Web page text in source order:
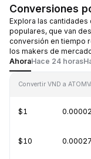
Conversiones
Explora las cantidades
populares, que van
conversión en tiempo
los makers de
AhoraHace 24 horas
Convertir VND a ATOM
$1
$10